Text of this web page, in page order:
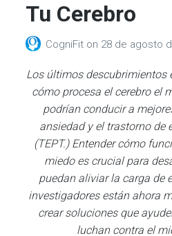
Tu Cerebro
CogniFit on 28 de agosto
Los últimos descubrimientos
cómo procesa el cerebro el
podrían conducir a
ansiedad y el trastorno de
(TEPT.) Entender cómo
miedo es crucial para
puedan aliviar la carga de
investigadores están ahora
crear soluciones que
luchan contra el